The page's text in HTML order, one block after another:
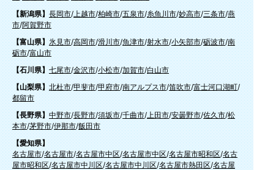
【新潟県】 長岡市/ 上越市/柏崎市/五泉市/糸魚川市/妙高市/三条市/燕
市/阿賀野市
【富山県】 氷見市/高岡市/滑川市/魚津市/射水市/小矢部市/砺波市/南
砺市/富山市
【石川県】 七尾市/金沢市/小松市/加賀市/白山市
【山梨県】 北杜市/甲斐市/甲府市/南アルプス市/笛吹市/富士河口湖町/
都留市
【長野県】 中野市/長野市/須坂市/千曲市/ 上田市/安曇野市/佐久市/松
本市/茅野市/伊那市/飯田市
【愛知県】
名古屋市/名古屋市/名古屋市中区/名古屋市中区/名古屋市昭和区/名古
屋市昭和区/名古屋市中川区/名古屋市中川区/名古屋市熱田区/名古屋